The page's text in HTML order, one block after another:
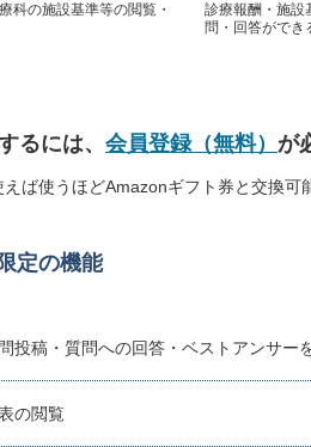
科の施設基準等の閲覧・
診療報酬・施設
問・回答ができ
るには、 会員登録（無料） が
ば使うほどAmazonギフト券と交換可
定の機能
投稿・質問への回答・ベストアンサー
の閲覧